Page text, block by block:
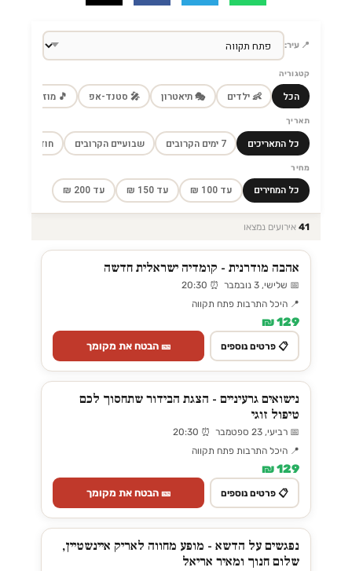
📍 עיר:
קטגוריה
הכל 👶 ילדים 🎭 תיאטרון 🎤 סטנד-אפ 🎵 מוזיקה
תאריך
כל התאריכים 7 ימים הקרובים שבועיים הקרובים חודש הקרוב
מחיר
כל המחירים עד 100 ₪ עד 150 ₪ עד 200 ₪
41 אירועים נמצאו
אהבה מודרנית - קומדיה ישראלית חדשה
📅 שלישי, 3 נובמבר ⏰ 20:30
📍 היכל התרבות פתח תקווה
129 ₪
📋 פרטים נוספים 🎫 הבטח את מקומך
נישואים גרעיניים - הצגת הבידור שתחסוך לכם
טיפול זוגי
📅 רביעי, 23 ספטמבר ⏰ 20:30
📍 היכל התרבות פתח תקווה
129 ₪
📋 פרטים נוספים 🎫 הבטח את מקומך
נפגשים על הדשא - מופע מחווה לאריק איינשטיין,
שלום חנוך ומאיר אריאל